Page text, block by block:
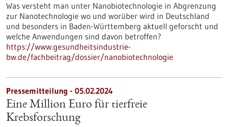
Was versteht man unter Nanobiotechnologie in Abgrenzung
zur Nanotechnologie wo und worüber wird in Deutschland
und besonders in Baden-Württemberg aktuell geforscht und
welche Anwendungen sind davon betroffen?
https://www.gesundheitsindustrie-
bw.de/fachbeitrag/dossier/nanobiotechnologie
Pressemitteilung - 05.02.2024
Eine Million Euro für tierfreie
Krebsforschung